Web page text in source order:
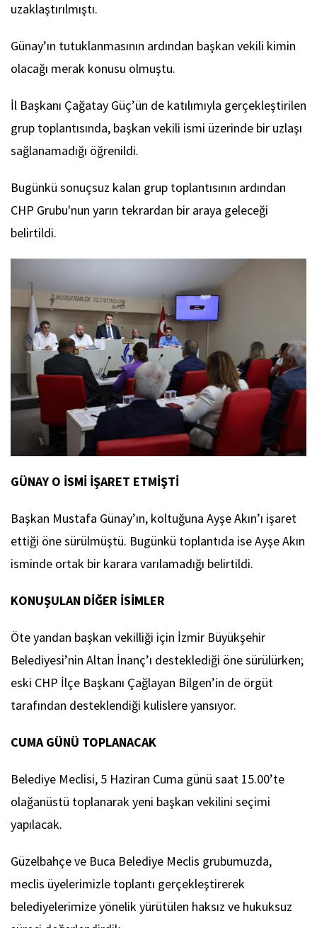
uzaklaştırılmıştı.
Günay’ın tutuklanmasının ardından başkan vekili kimin
olacağı merak konusu olmuştu.
İl Başkanı Çağatay Güç’ün de katılımıyla gerçekleştirilen
grup toplantısında, başkan vekili ismi üzerinde bir uzlaşı
sağlanamadığı öğrenildi.
Bugünkü sonuçsuz kalan grup toplantısının ardından
CHP Grubu'nun yarın tekrardan bir araya geleceği
belirtildi.
GÜNAY O İSMİ İŞARET ETMİŞTİ
Başkan Mustafa Günay’ın, koltuğuna Ayşe Akın’ı işaret
ettiği öne sürülmüştü. Bugünkü toplantıda ise Ayşe Akın
isminde ortak bir karara varılamadığı belirtildi.
KONUŞULAN DİĞER İSİMLER
Öte yandan başkan vekilliği için İzmir Büyükşehir
Belediyesi’nin Altan İnanç’ı desteklediği öne sürülürken;
eski CHP İlçe Başkanı Çağlayan Bilgen’in de örgüt
tarafından desteklendiği kulislere yansıyor.
CUMA GÜNÜ TOPLANACAK
Belediye Meclisi, 5 Haziran Cuma günü saat 15.00’te
olağanüstü toplanarak yeni başkan vekilini seçimi
yapılacak.
Güzelbahçe ve Buca Belediye Meclis grubumuzda,
meclis üyelerimizle toplantı gerçekleştirerek
belediyelerimize yönelik yürütülen haksız ve hukuksuz